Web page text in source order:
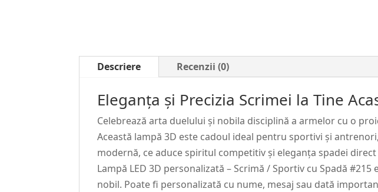
Descriere Recenzii (0)
Eleganța și Precizia Scrimei la Tine
Celebrează arta duelului și nobila disciplină a armelor cu o
Această lampă 3D este cadoul ideal pentru sportivi și
modernă, ce aduce spiritul competitiv și eleganța spadei
Lampă LED 3D personalizată – Scrimă / Sportiv cu Spadă
nobil. Poate fi personalizată cu nume, mesaj sau dată